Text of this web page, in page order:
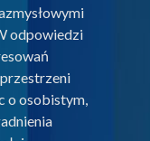
odpowiedzi
o osobistym,